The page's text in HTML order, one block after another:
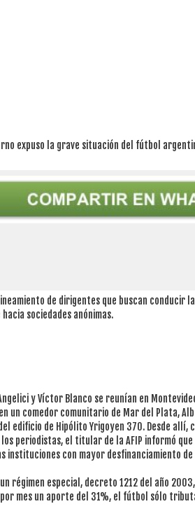
expuso la grave situación del fútbol
de dirigentes que buscan conducir
sociedades anónimas.
y Víctor Blanco se reunían en
un comedor comunitario de Mar del Plata,
edificio de Hipólito Yrigoyen 370. Desde allí,
periodistas, el titular de la AFIP informó que
instituciones con mayor desfinanciamiento de
régimen especial, decreto 1212 del año
mes un aporte del 31%, el fútbol sólo